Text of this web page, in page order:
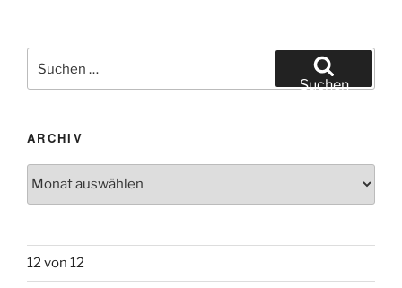
nach:
Suchen
ARCHIV
Archiv
12 von 12